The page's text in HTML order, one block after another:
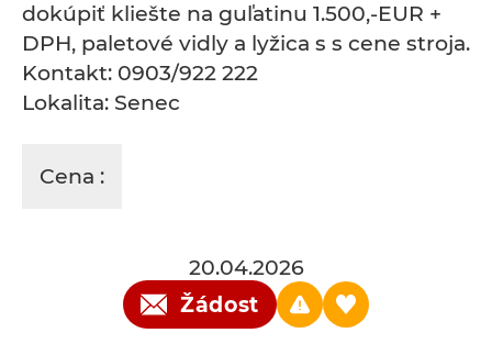
dokúpiť kliešte na guľatinu 1.500,-EUR +
DPH, paletové vidly a lyžica s s cene stroja.
Kontakt: 0903/922 222
Lokalita: Senec
Cena :
20.04.2026
Žádost